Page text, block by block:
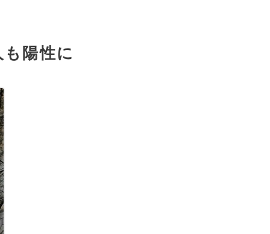
陽性に